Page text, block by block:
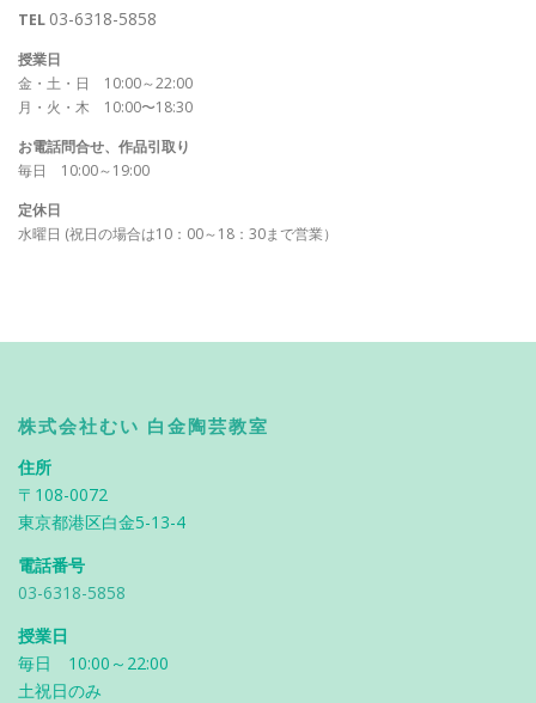
TEL 03-6318-5858
授業日
金・土・日 10:00～22:00
月・火・木 10:00〜18:30
お電話問合せ、作品引取り
毎日 10:00～19:00
定休日
水曜日 (祝日の場合は10：00～18：30まで営業）
株式会社むい 白金陶芸教室
住所
〒108-0072
東京都港区白金5-13-4
電話番号
03-6318-5858
授業日
毎日 10:00～22:00
土祝日のみ